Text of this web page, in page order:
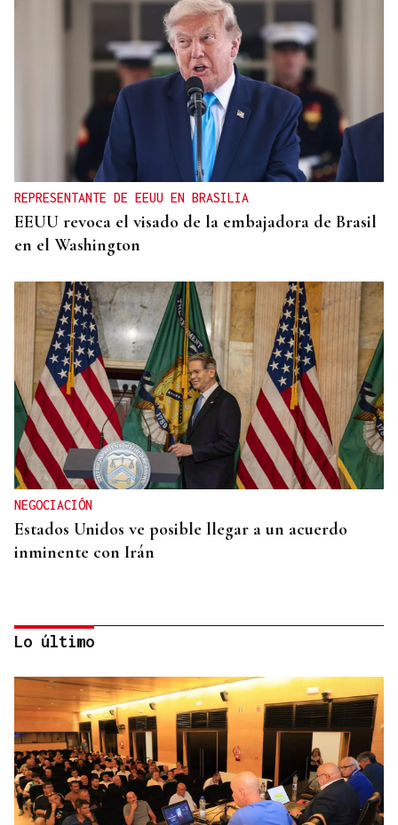
REPRESENTANTE DE EEUU EN BRASILIA
EEUU revoca el visado de la embajadora de Brasil
en el Washington
NEGOCIACIÓN
Estados Unidos ve posible llegar a un acuerdo
inminente con Irán
PÁNICO ENTRE LOS BAÑISTAS
Lo último